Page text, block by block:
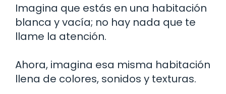
Imagina que estás en una habitación
blanca y vacía; no hay nada que te
llame la atención.
Ahora, imagina esa misma habitación
llena de colores, sonidos y texturas.